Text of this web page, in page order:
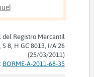
del Registro Mercantil
8, H GC 8013, I/A 26
(25/03/2011)
BORME-A-2011-68-35